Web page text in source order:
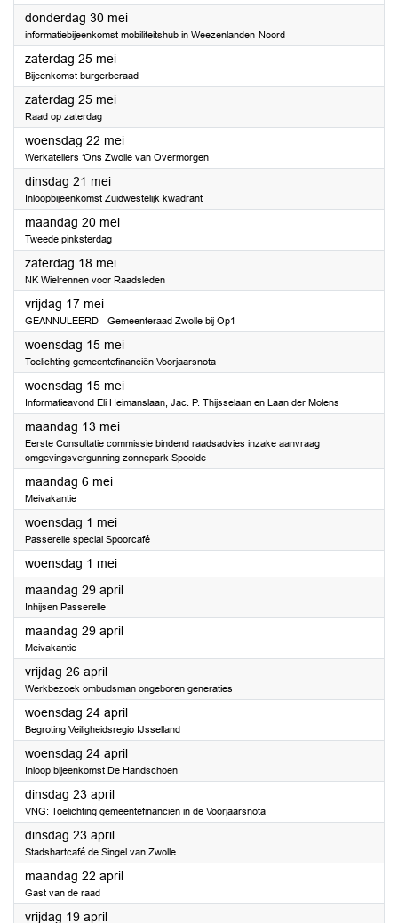
donderdag 30 mei2024
informatiebijeenkomst mobiliteitshub in Weezenlanden-Noord
zaterdag 25 mei2024
Bijeenkomst burgerberaad
zaterdag 25 mei2024
Raad op zaterdag
woensdag 22 mei2024
Werkateliers ‘Ons Zwolle van Overmorgen
dinsdag 21 mei2024
Inloopbijeenkomst Zuidwestelijk kwadrant
maandag 20 mei2024
Tweede pinksterdag
zaterdag 18 mei2024
NK Wielrennen voor Raadsleden
vrijdag 17 mei2024
GEANNULEERD - Gemeenteraad Zwolle bij Op1
woensdag 15 mei2024
Toelichting gemeentefinanciën Voorjaarsnota
woensdag 15 mei2024
Informatieavond Eli Heimanslaan, Jac. P. Thijsselaan en Laan der Molens
maandag 13 mei2024
Eerste Consultatie commissie bindend raadsadvies inzake aanvraag
omgevingsvergunning zonnepark Spoolde
maandag 6 mei2024
Meivakantie
woensdag 1 mei2024
Passerelle special Spoorcafé
woensdag 1 mei2024
maandag 29 april2024
Inhijsen Passerelle
maandag 29 april2024
Meivakantie
vrijdag 26 april2024
Werkbezoek ombudsman ongeboren generaties
woensdag 24 april2024
Begroting Veiligheidsregio IJsselland
woensdag 24 april2024
Inloop bijeenkomst De Handschoen
dinsdag 23 april2024
VNG: Toelichting gemeentefinanciën in de Voorjaarsnota
dinsdag 23 april2024
Stadshartcafé de Singel van Zwolle
maandag 22 april2024
Gast van de raad
vrijdag 19 april2024